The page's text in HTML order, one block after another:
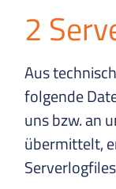
2
Aus
folgende
uns bzw. an
übermittelt,